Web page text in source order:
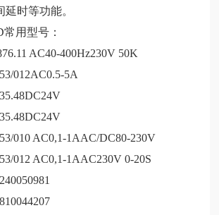
时等功能。
用型号：
AC40-400Hz230V 50K
012AC0.5-5A
AC0,1-1AAC/DC80-230V
AC0,1-1AAC230V 0-20S